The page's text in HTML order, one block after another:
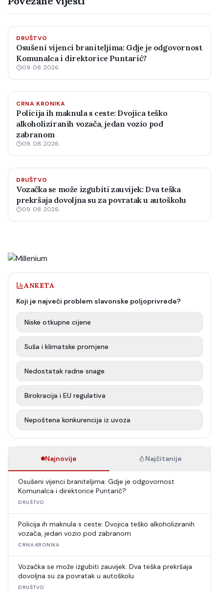
DRUŠTVO
Osušeni vijenci braniteljima: Gdje je odgovornost
Komunalca i direktorice Puntarić?
09. 08. 2026.
CRNA KRONIKA
Policija ih maknula s ceste: Dvojica teško
alkoholiziranih vozača, jedan vozio pod
zabranom
09. 08. 2026.
DRUŠTVO
Vozačka se može izgubiti zauvijek: Dva teška
prekršaja dovoljna su za povratak u autoškolu
09. 08. 2026.
ANKETA
Koji je najveći problem slavonske poljoprivrede?
Niske otkupne cijene
Suša i klimatske promjene
Nedostatak radne snage
Birokracija i EU regulativa
Nepoštena konkurencija iz uvoza
Najnovije Najčitanije
Osušeni vijenci braniteljima: Gdje je odgovornost
Komunalca i direktorice Puntarić?
DRUŠTVO
Policija ih maknula s ceste: Dvojica teško alkoholiziranih
vozača, jedan vozio pod zabranom
CRNA KRONIKA
Vozačka se može izgubiti zauvijek: Dva teška prekršaja
dovoljna su za povratak u autoškolu
DRUŠTVO